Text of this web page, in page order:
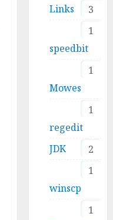
3
Links
1
speedbit
1
Mowes
1
regedit
2
JDK
1
winscp
1